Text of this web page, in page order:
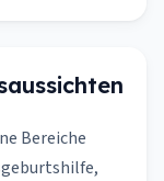
Bereiche